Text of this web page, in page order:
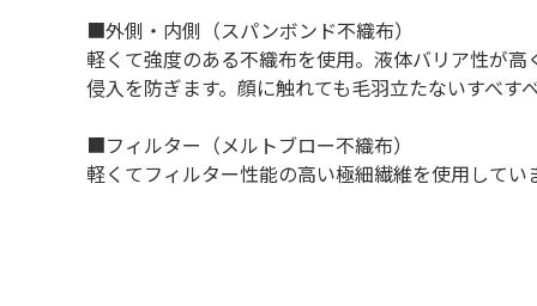
■外側・内側（スパンボンド不織布）
軽くて強度のある不織布を使用。液体バリア性が
侵入を防ぎます。顔に触れても毛羽立たないすべす
■フィルター（メルトブロー不織布）
軽くてフィルター性能の高い極細繊維を使用してい